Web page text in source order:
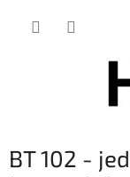
BT 102 -